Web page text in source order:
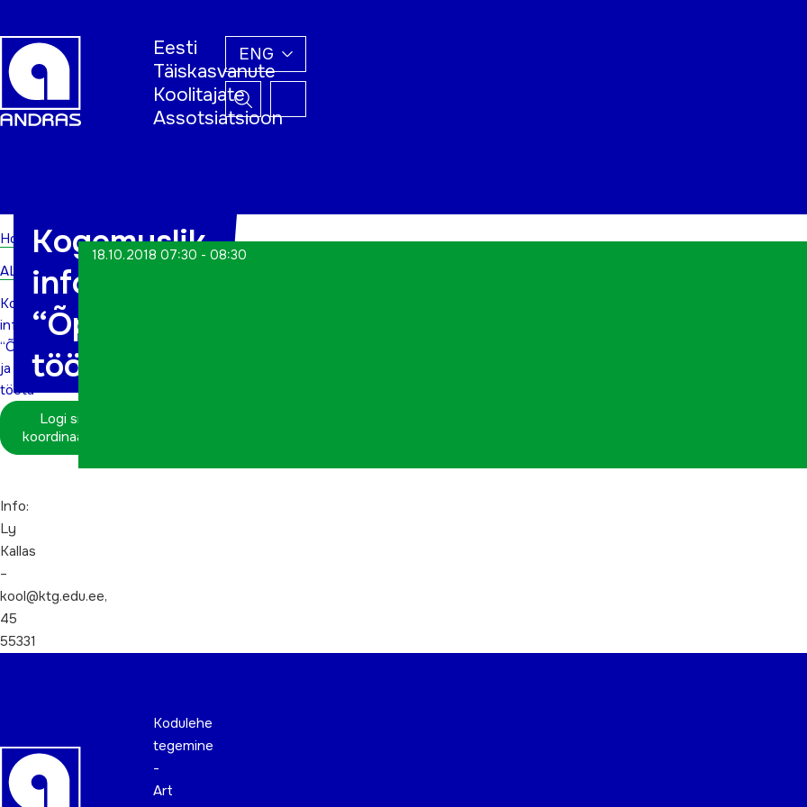
Eesti
Täiskasvanute
Koolitajate
Assotsiatsioon
ENG
Home
ALWs
Kogemuslik
infotund
“Õpi
ja
tööta”
Logi sisse
koordinaatorina
Kogemuslik
infotund
“Õpi ja
tööta”
18.10.2018 07:30 - 08:30
Info:
Ly
Kallas
–
kool@ktg.edu.ee,
45
55331
Kodulehe
tegemine
-
Art